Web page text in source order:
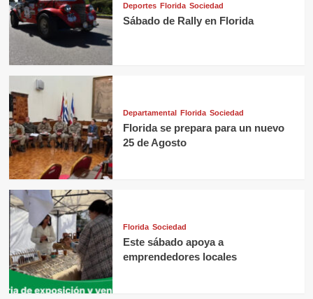
Deportes Florida Sociedad
Sábado de Rally en Florida
Departamental Florida Sociedad
Florida se prepara para un nuevo
25 de Agosto
Florida Sociedad
Este sábado apoya a
emprendedores locales